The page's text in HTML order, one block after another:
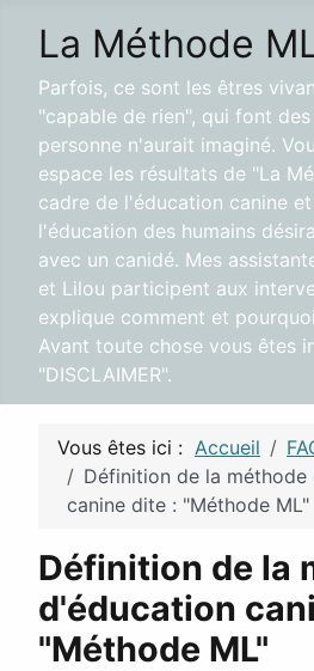
La Méthode
Parfois, ce sont les êtres
"capable de rien", qui font
personne n'aurait imaginé.
espace les résultats de "La
cadre de l'éducation canine
l'éducation des humains
avec un canidé. Mes
et Lilou participent aux
explique comment et
Avant toute chose vous êtes
"DISCLAIMER".
Vous êtes ici : Accueil
Définition de la méthode
canine dite : "Méthode ML"
Définition de la
d'éducation
"Méthode ML"